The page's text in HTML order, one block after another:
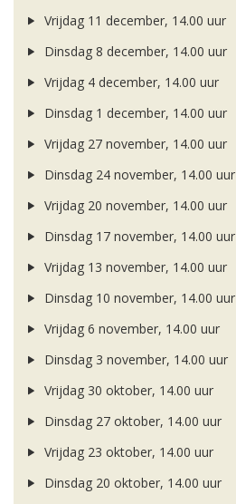
Vrijdag 11 december, 14.00 uur
Dinsdag 8 december, 14.00 uur
Vrijdag 4 december, 14.00 uur
Dinsdag 1 december, 14.00 uur
Vrijdag 27 november, 14.00 uur
Dinsdag 24 november, 14.00 uur
Vrijdag 20 november, 14.00 uur
Dinsdag 17 november, 14.00 uur
Vrijdag 13 november, 14.00 uur
Dinsdag 10 november, 14.00 uur
Vrijdag 6 november, 14.00 uur
Dinsdag 3 november, 14.00 uur
Vrijdag 30 oktober, 14.00 uur
Dinsdag 27 oktober, 14.00 uur
Vrijdag 23 oktober, 14.00 uur
Dinsdag 20 oktober, 14.00 uur